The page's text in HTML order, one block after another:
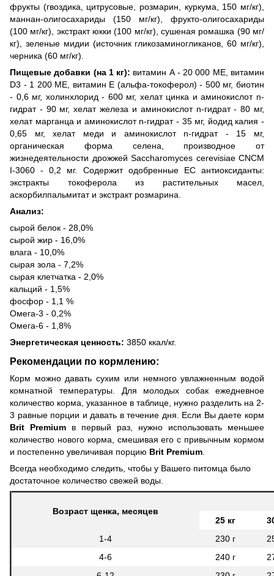
фрукты (гвоздика, цитрусовые, розмарин, куркума, 150 мг/кг),
маннан-олигосахариды (150 мг/кг), фрукто-олигосахариды
(100 мг/кг), экстракт юкки (100 мг/кг), сушеная ромашка (90 мг/
кг), зеленые мидии (источник гликозаминогликанов, 60 мг/кг),
черника (60 мг/кг).
Пищевые добавки (на 1 кг): витамин А - 20 000 ME, витамин
D3 - 1 200 ME, витамин E (альфа-токоферол) - 500 мг, биотин
- 0,6 мг, холинхлорид - 600 мг, хелат цинка и аминокислот n-
гидрат - 90 мг, хелат железа и аминокислот n-гидрат - 80 мг,
хелат марганца и аминокислот n-гидрат - 35 мг, йодид калия -
0,65 мг, хелат меди и аминокислот n-гидрат - 15 мг,
органическая форма селена, производное от
жизнедеятельности дрожжей Saccharomyces cerevisiae CNCM
I-3060 - 0,2 мг. Содержит одобренные ЕС антиоксиданты:
экстракты токоферола из растительных масел,
аскорбилпальмитат и экстракт розмарина.
Анализ:
сырой белок - 28,0%
сырой жир - 16,0%
влага - 10,0%
сырая зола - 7,2%
сырая клетчатка - 2,0%
кальций - 1,5%
фосфор - 1,1 %
Омега-3 - 0,2%
Омега-6 - 1,8%
Энергетическая ценность: 3850 ккал/кг.
Рекомендации по кормлению:
Корм можно давать сухим или немного увлажненным водой
комнатной температуры. Для молодых собак ежедневное
количество корма, указанное в таблице, нужно разделить на 2-
3 равные порции и давать в течение дня. Если Вы даете корм
Brit Premium в первый раз, нужно использовать меньшее
количество нового корма, смешивая его с привычным кормом
и постепенно увеличивая порцию Brit Premium
Всегда необходимо следить, чтобы у Вашего питомца было
достаточное количество свежей воды.
Возраст щенка, месяцев
25 кг
1-4
230 г
4-6
240 г